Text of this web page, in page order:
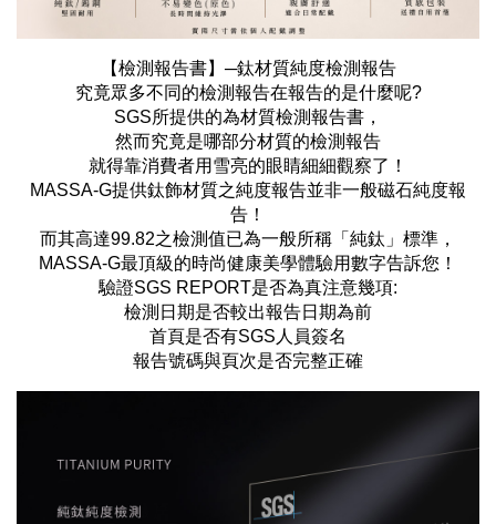
【檢測報告書】─鈦材質純度檢測報告
究竟眾多不同的檢測報告在報告的是什麼呢?
SGS所提供的為材質檢測報告書，
然而究竟是哪部分材質的檢測報告
就得靠消費者用雪亮的眼睛細細觀察了！
MASSA-G提供鈦飾材質之純度報告並非一般磁石純度報
告！
而其高達99.82之檢測值已為一般所稱「純鈦」標準，
MASSA-G最頂級的時尚健康美學體驗用數字告訴您！
驗證SGS REPORT是否為真注意幾項:
檢測日期是否較出報告日期為前
首頁是否有SGS人員簽名
報告號碼與頁次是否完整正確